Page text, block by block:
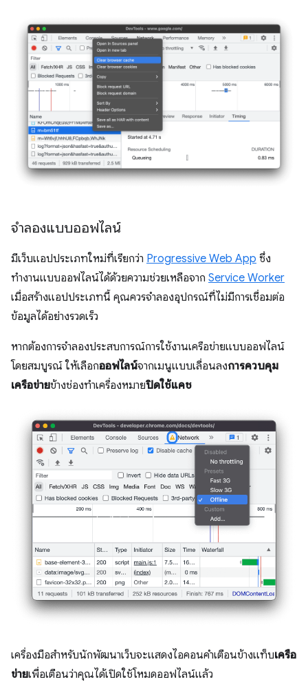
จำลองแบบออฟไลน์
มีเว็บแอปประเภทใหม่ที่เรียกว่า Progressive Web App ซึ่ง
ทำงานแบบออฟไลน์ได้ด้วยความช่วยเหลือจาก Service Worker
เมื่อสร้างแอปประเภทนี้ คุณควรจำลองอุปกรณ์ที่ไม่มีการเชื่อมต่อ
ข้อมูลได้อย่างรวดเร็ว
หากต้องการจำลองประสบการณ์การใช้งานเครือข่ายแบบออฟไลน์
โดยสมบูรณ์ ให้เลือกออฟไลน์จากเมนูแบบเลื่อนลงการควบคุม
เครือข่ายข้างช่องทําเครื่องหมายปิดใช้แคช
เครื่องมือสำหรับนักพัฒนาเว็บจะแสดงไอคอนคำเตือนข้างแท็บเครือ
ข่ายเพื่อเตือนว่าคุณได้เปิดใช้โหมดออฟไลน์แล้ว